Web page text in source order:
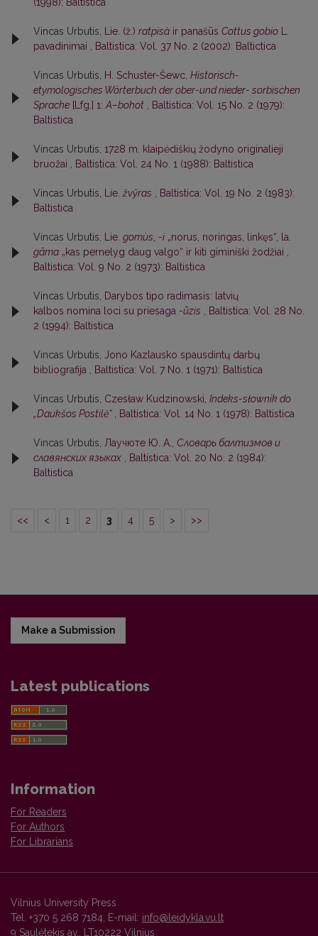
(1998): Baltistica
Vincas Urbutis, Lie. (ž.) ratpisà ir panašūs Cottus gobio L.
pavadinimai , Baltistica: Vol. 37 No. 2 (2002): Baltictica
Vincas Urbutis, H. Schuster-Šewc, Historisch-
etymologisches Wörterbuch der ober-und nieder- sorbischen
Sprache [Lfg.] 1:A–bohot , Baltistica: Vol. 15 No. 2 (1979):
Baltistica
Vincas Urbutis, 1728 m. klaipėdiškių žodyno originalieji
bruožai , Baltistica: Vol. 24 No. 1 (1988): Baltistica
Vincas Urbutis, Lie.žvỹras , Baltistica: Vol. 19 No. 2 (1983):
Baltistica
Vincas Urbutis, Lie. gomùs, -i „norus, noringas, linkęs“, la.
gãma „kas pernelyg daug valgo“ ir kiti giminiški žodžiai ,
Baltistica: Vol. 9 No. 2 (1973): Baltistica
Vincas Urbutis, Darybos tipo radimasis: latvių
kalbos nomina loci su priesaga -ūzis , Baltistica: Vol. 28 No.
2 (1994): Baltistica
Vincas Urbutis, Jono Kazlausko spausdintų darbų
bibliografija , Baltistica: Vol. 7 No. 1 (1971): Baltistica
Vincas Urbutis, Czesław Kudzinowski, Indeks-słownik do
„Daukšos Postilė“ , Baltistica: Vol. 14 No. 1 (1978): Baltistica
Vincas Urbutis, Лаучюте Ю. А., Словарь балтизмов и
славянских языках , Baltistica: Vol. 20 No. 2 (1984):
Baltistica
<< < 1 2 3 4 5 > >>
Make a Submission
Latest publications
Information
For Readers
For Authors
For Librarians
Vilnius University Press
Tel. +370 5 268 7184, E-mail: info@leidykla.vu.lt
9 Saulėtekis av., LT10222 Vilnius